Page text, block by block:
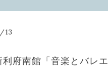
/13
府南館「音楽とバレエ